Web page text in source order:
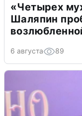
«Четырех
Шаляпин
6 августа 89